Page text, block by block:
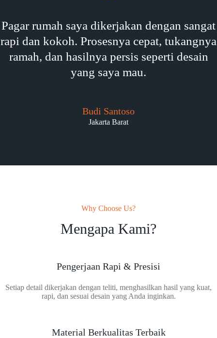
Pagar rumah saya dikerjakan dengan sangat
rapi dan kokoh. Prosesnya cepat, tukangnya
ramah, dan hasilnya persis seperti desain
yang saya mau.
Budi Santoso
Jakarta Barat
Why Choose Us?
Mengapa Kami?
Pengerjaan Rapi & Presisi
Setiap detail dikerjakan dengan teliti, menghasilkan hasil yang kuat,
rapi, dan sesuai desain yang Anda inginkan.
Material Berkualitas Terbaik